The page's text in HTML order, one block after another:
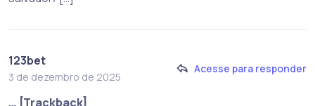
123bet
3 de dezembro de 2025
Acesse para responder
… [Trackback]